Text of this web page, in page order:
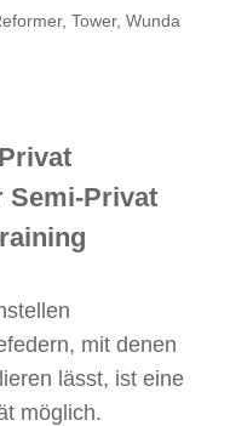
Tower, Wunda
Semi-Privat
mit denen
lässt, ist eine
möglich.